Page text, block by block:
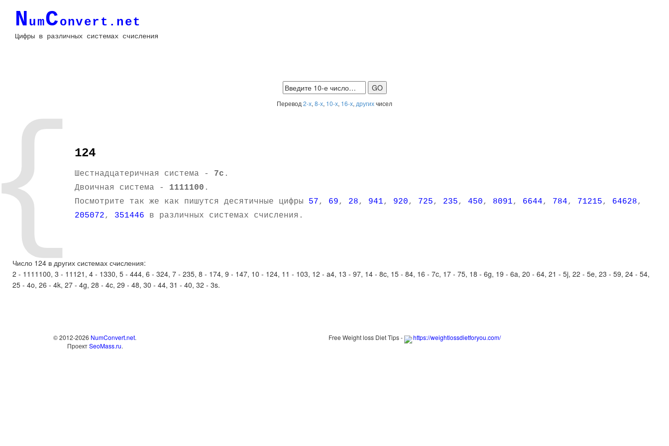
NumConvert.net
Цифры в различных системах счисления
Перевод 2-х, 8-х, 10-х, 16-х, другихчисел
124
Шестнадцатеричная система - 7c .
Двоичная система - 1111100 .
Посмотрите так же как пишутся десятичные цифры 57, 69, 28, 941, 920, 725, 235, 450, 8091, 6644, 784, 71215, 64628,
205072, 351446 в различных системах счисления.
Число 124 в других системах счисления:
2 - 1111100, 3 - 11121, 4 - 1330, 5 - 444, 6 - 324, 7 - 235, 8 - 174, 9 - 147, 10 - 124, 11 - 103, 12 - a4, 13 - 97, 14 - 8c, 15 - 84, 16 - 7c, 17 - 75, 18 - 6g, 19 - 6a, 20 - 64, 21 - 5j, 22 - 5e, 23 - 59, 24 - 54,
25 - 4o, 26 - 4k, 27 - 4g, 28 - 4c, 29 - 48, 30 - 44, 31 - 40, 32 - 3s.
© 2012-2026 NumConvert.net.
ПроектSeoMass.ru.
Free Weight loss Diet Tips - https://weightlossdietforyou.com/